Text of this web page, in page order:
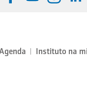
Instituto na